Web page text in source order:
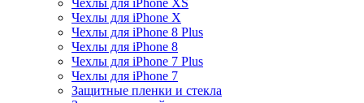
Чехлы для iPhone XS
Чехлы для iPhone X
Чехлы для iPhone 8 Plus
Чехлы для iPhone 8
Чехлы для iPhone 7 Plus
Чехлы для iPhone 7
Защитные пленки и стекла